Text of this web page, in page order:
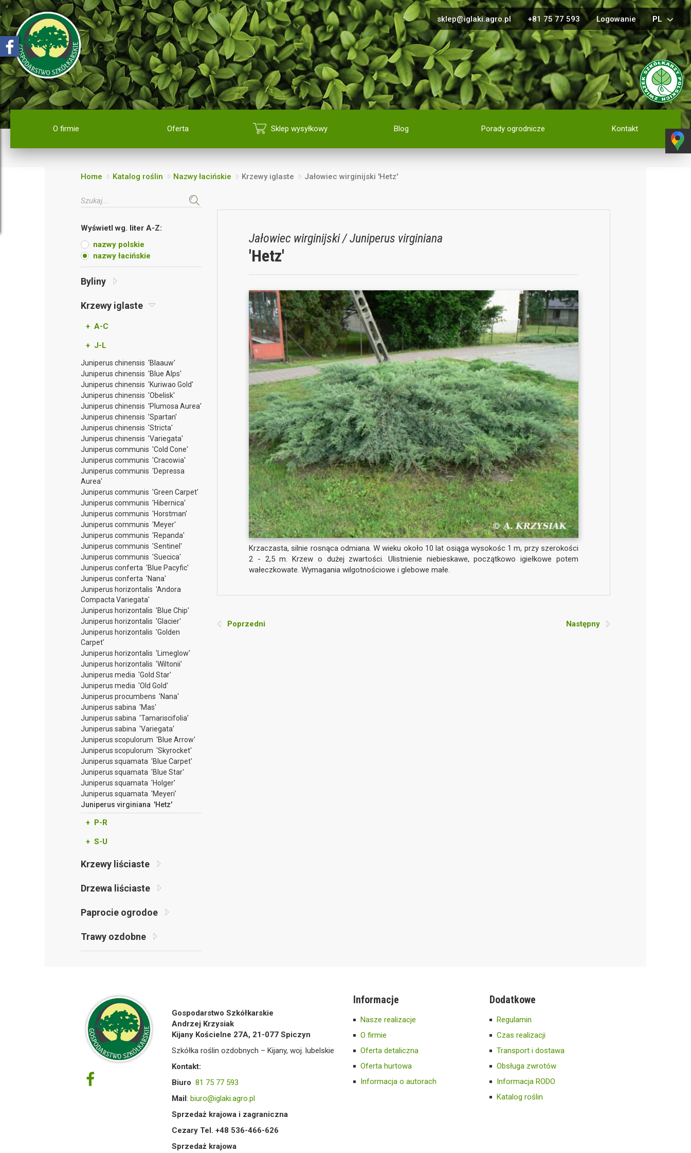
sklep@iglaki.agro.pl +81 75 77 593 Logowanie PL
O firmie Oferta Sklep wysyłkowy Blog Porady ogrodnicze Kontakt
Home Katalog roślin Nazwy łacińskie Krzewy iglaste Jałowiec wirginijski 'Hetz'
Wyświetl wg. liter A-Z:
nazwy polskie
nazwy łacińskie
Byliny
Krzewy iglaste
+ A-C
+ J-L
Juniperus chinensis 'Blaauw'
Juniperus chinensis 'Blue Alps'
Juniperus chinensis 'Kuriwao Gold'
Juniperus chinensis 'Obelisk'
Juniperus chinensis 'Plumosa Aurea'
Juniperus chinensis 'Spartan'
Juniperus chinensis 'Stricta'
Juniperus chinensis 'Variegata'
Juniperus communis 'Cold Cone'
Juniperus communis 'Cracowia'
Juniperus communis 'Depressa
Aurea'
Juniperus communis 'Green Carpet'
Juniperus communis 'Hibernica'
Juniperus communis 'Horstman'
Juniperus communis 'Meyer'
Juniperus communis 'Repanda'
Juniperus communis 'Sentinel'
Juniperus communis 'Suecica'
Juniperus conferta 'Blue Pacyfic'
Juniperus conferta 'Nana'
Juniperus horizontalis 'Andora
Compacta Variegata'
Juniperus horizontalis 'Blue Chip'
Juniperus horizontalis 'Glacier'
Juniperus horizontalis 'Golden
Carpet'
Juniperus horizontalis 'Limeglow'
Juniperus horizontalis 'Wiltonii'
Juniperus media 'Gold Star'
Juniperus media 'Old Gold'
Juniperus procumbens 'Nana'
Juniperus sabina 'Mas'
Juniperus sabina 'Tamariscifolia'
Juniperus sabina 'Variegata'
Juniperus scopulorum 'Blue Arrow'
Juniperus scopulorum 'Skyrocket'
Juniperus squamata 'Blue Carpet'
Juniperus squamata 'Blue Star'
Juniperus squamata 'Holger'
Juniperus squamata 'Meyeri'
Juniperus virginiana 'Hetz'
+ P-R
+ S-U
Krzewy liściaste
Drzewa liściaste
Paprocie ogrodoe
Trawy ozdobne
Jałowiec wirginijski / Juniperus virginiana
'Hetz'
Krzaczasta, silnie rosnąca odmiana. W wieku około 10 lat osiąga wysokośc 1 m, przy szerokości
2 - 2,5 m. Krzew o dużej zwartości. Ulistnienie niebieskawe, początkowo igiełkowe potem
wałeczkowate. Wymagania wilgotnościowe i glebowe małe.
Poprzedni Następny
Gospodarstwo Szkółkarskie
Andrzej Krzysiak
Kijany Kościelne 27A, 21-077 Spiczyn
Szkółka roślin ozdobnych – Kijany, woj. lubelskie
Kontakt:
Biuro 81 75 77 593
Mail: biuro@iglaki.agro.pl
Sprzedaż krajowa i zagraniczna
Cezary Tel. +48 536-466-626
Sprzedaż krajowa
Informacje
Nasze realizacje
O firmie
Oferta detaliczna
Oferta hurtowa
Informacja o autorach
Dodatkowe
Regulamin
Czas realizacji
Transport i dostawa
Obsługa zwrotów
Informacja RODO
Katalog roślin